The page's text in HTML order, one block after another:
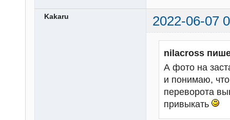
Kakaru 2022-06-07
nilacross
А фото на
и понимаю,
переворота
привыкать